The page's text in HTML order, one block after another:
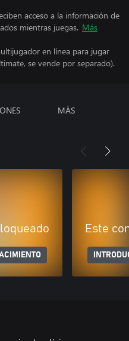
acceso a la información de
mientras juegas. Más
en línea para jugar
se vende por separado).
MÁS
Este